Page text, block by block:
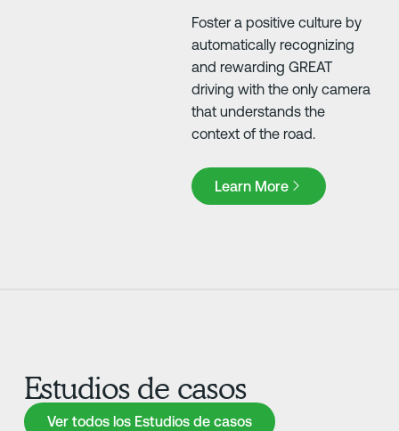
Foster a positive culture by
automatically recognizing
and rewarding GREAT
driving with the only camera
that understands the
context of the road.
Learn More
Learn More
Estudios de casos
Ver todos los Estudios de casos
Ver todos los Estudios de casos